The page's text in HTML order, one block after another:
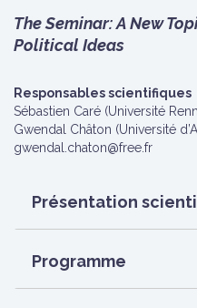
The Seminar: A New
Political Ideas
Responsables scientifiques
Sébastien Caré (Université
Gwendal Châton (Université
gwendal.chaton@free.fr
Présentation
Programme